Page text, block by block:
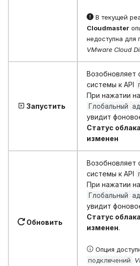
В текущей
Cloudmaster
недоступна для
VMware Cloud
Запустить
Возобновляет
системы к API
При нажатии
Глобальный
увидит
Статус
изменен
Обновить
Возобновляет
системы к API
При нажатии
Глобальный
увидит
Статус
изменен.
Опция
подключений